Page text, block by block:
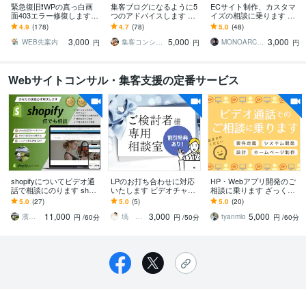
緊急復旧❗️WPの真っ白画
面403エラー修復します
事前調査無料｜AI解決不
可の不具合も症状別プラ
ンで即日復旧
4.9 (178)
WEB先案内
3,000 円
集客ブログになるように5
つのアドバイスします 利
用者満足度95.8％♡あな
たのブログが集客ブログ
に激変！
4.7 (78)
集客コンシェルジュ「宮野秀夫」
5,000 円
ECサイト制作、カスタマ
イズの相談に乗ります カ
ラーミー、MakeShopで現
役ECサイト担当がサポー
ト！
5.0 (48)
MONOARC Inc｜ ECサイト制作 3,000 円
Webサイトコンサル・集客支援の定番サービス
shopifyについてビデオ通
話で相談にのります shopi
fyではじめてネットショッ
プ運営する方にオスス
メ！
5.0 (27)
濱野 恵太郎
11,000 円 /60分
LPのお打ち合わせに対応
いたします ビデオチャッ
トで購入前の不安を解消
できます
5.0 (5)
塙 英子｜LPデザイナー
3,000 円 /50分
HP・Webアプリ開発のご
相談に乗ります ざっくり
した要件定義からご相談
したい方に
5.0 (20)
tyanmio 5,000 円 /60分